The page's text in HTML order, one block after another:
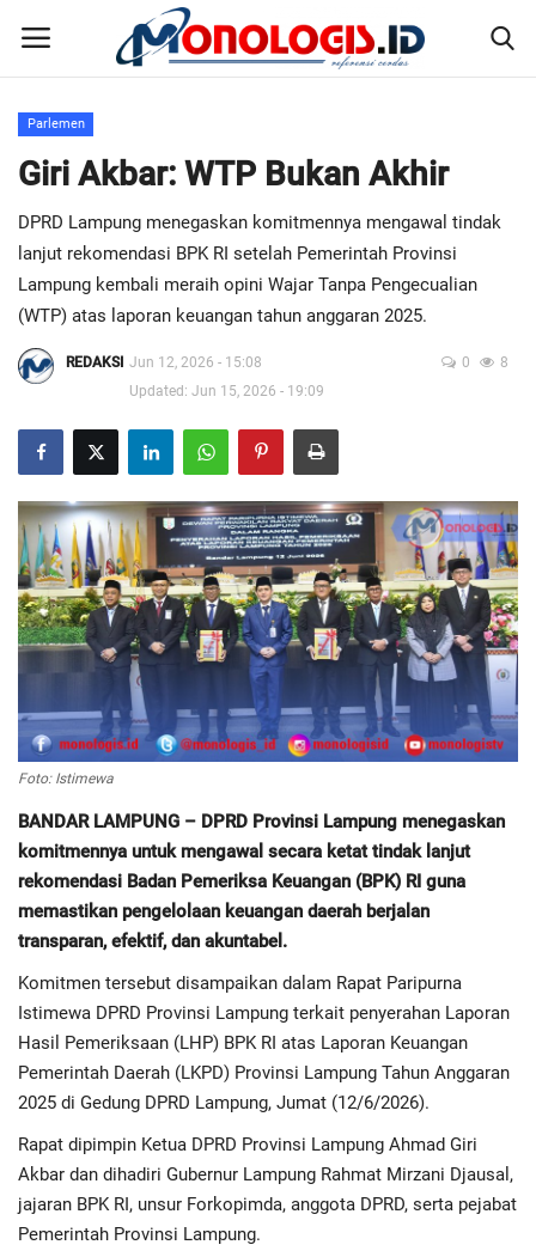
Home
Kontak
Disclaimer
Susunan Redaksi
Pedoman Pemberitaan Media Siber
Nusantara
Galeri
Regional
Pendidikan
Ekonomi
Olahraga
Wisata
Politik
Hukum & Kriminal
Internasional
Advertorial
Monologis TV
Kopilogis
Parlemen
Giri Akbar: WTP Bukan Akhir
DPRD Lampung menegaskan komitmennya mengawal tindak
lanjut rekomendasi BPK RI setelah Pemerintah Provinsi
Lampung kembali meraih opini Wajar Tanpa Pengecualian
(WTP) atas laporan keuangan tahun anggaran 2025.
REDAKSI Jun 12, 2026 - 15:08
Updated: Jun 15, 2026 - 19:09
0 8
Foto: Istimewa
BANDAR LAMPUNG – DPRD Provinsi Lampung menegaskan
komitmennya untuk mengawal secara ketat tindak lanjut
rekomendasi Badan Pemeriksa Keuangan (BPK) RI guna
memastikan pengelolaan keuangan daerah berjalan
transparan, efektif, dan akuntabel.
Komitmen tersebut disampaikan dalam Rapat Paripurna
Istimewa DPRD Provinsi Lampung terkait penyerahan Laporan
Hasil Pemeriksaan (LHP) BPK RI atas Laporan Keuangan
Pemerintah Daerah (LKPD) Provinsi Lampung Tahun Anggaran
2025 di Gedung DPRD Lampung, Jumat (12/6/2026).
Rapat dipimpin Ketua DPRD Provinsi Lampung Ahmad Giri
Akbar dan dihadiri Gubernur Lampung Rahmat Mirzani Djausal,
jajaran BPK RI, unsur Forkopimda, anggota DPRD, serta pejabat
Pemerintah Provinsi Lampung.